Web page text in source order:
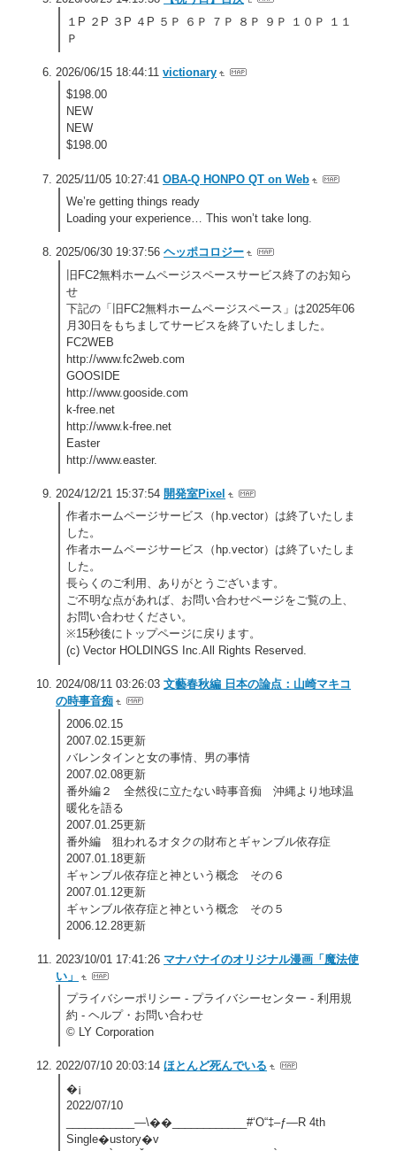
１P ２P ３P ４P ５Ｐ ６Ｐ ７Ｐ ８Ｐ ９Ｐ １０Ｐ １１
Ｐ
2026/06/15 18:44:11 victionary
$198.00
NEW
NEW
$198.00
2025/11/05 10:27:41 OBA-Q HONPO QT on Web
We’re getting things ready
Loading your experience… This won’t take long.
2025/06/30 19:37:56 ヘッポコロジー
旧FC2無料ホームページスペースサービス終了のお知ら
せ
下記の「旧FC2無料ホームページスペース」は2025年06
月30日をもちましてサービスを終了いたしました。
FC2WEB
http://www.fc2web.com
GOOSIDE
http://www.gooside.com
k-free.net
http://www.k-free.net
Easter
http://www.easter.
2024/12/21 15:37:54 開発室Pixel
作者ホームページサービス（hp.vector）は終了いたしま
した。
作者ホームページサービス（hp.vector）は終了いたしま
した。
長らくのご利用、ありがとうございます。
ご不明な点があれば、お問い合わせページをご覧の上、
お問い合わせください。
※15秒後にトップページに戻ります。
(c) Vector HOLDINGS Inc.All Rights Reserved.
2024/08/11 03:26:03 文藝春秋編 日本の論点：山崎マキコ
の時事音痴
2006.02.15
2007.02.15更新
バレンタインと女の事情、男の事情
2007.02.08更新
番外編２ 全然役に立たない時事音痴 沖縄より地球温
暖化を語る
2007.01.25更新
番外編 狙われるオタクの財布とギャンブル依存症
2007.01.18更新
ギャンブル依存症と神という概念 その６
2007.01.12更新
ギャンブル依存症と神という概念 その５
2006.12.28更新
2023/10/01 17:41:26 マナバナイのオリジナル漫画「魔法使
い」
プライバシーポリシー - プライバシーセンター - 利用規
約 - ヘルプ・お問い合わせ
© LY Corporation
2022/07/10 20:03:14 ほとんど死んでいる
�¡
2022/07/10
___________—\��____________#‘O“‡–ƒ—R 4th
Single�ustory�v